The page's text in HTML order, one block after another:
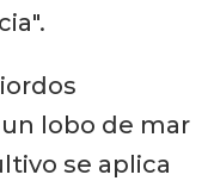
lobo de mar
se aplica